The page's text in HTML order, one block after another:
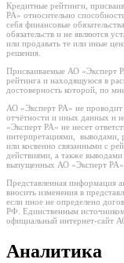
Кредитные рейтинги,
РА» относительно
себя финансовые
обязательств и не являются
или продавать те или иные
решения.
Присваиваемые АО «Эксперт
рейтинга и находящуюся в
достоверность которой, по
АО «Эксперт РА» не проводит
отчётности и иных данных и
«Эксперт РА» не несет
интерпретациями, выводами,
или косвенно связанными с
действиями, а также
выпущенных АО «Эксперт РА»,
Представленная информация
вносить изменения в
если иное не определено
РФ. Единственным
официальный интернет-сайт
Аналитика